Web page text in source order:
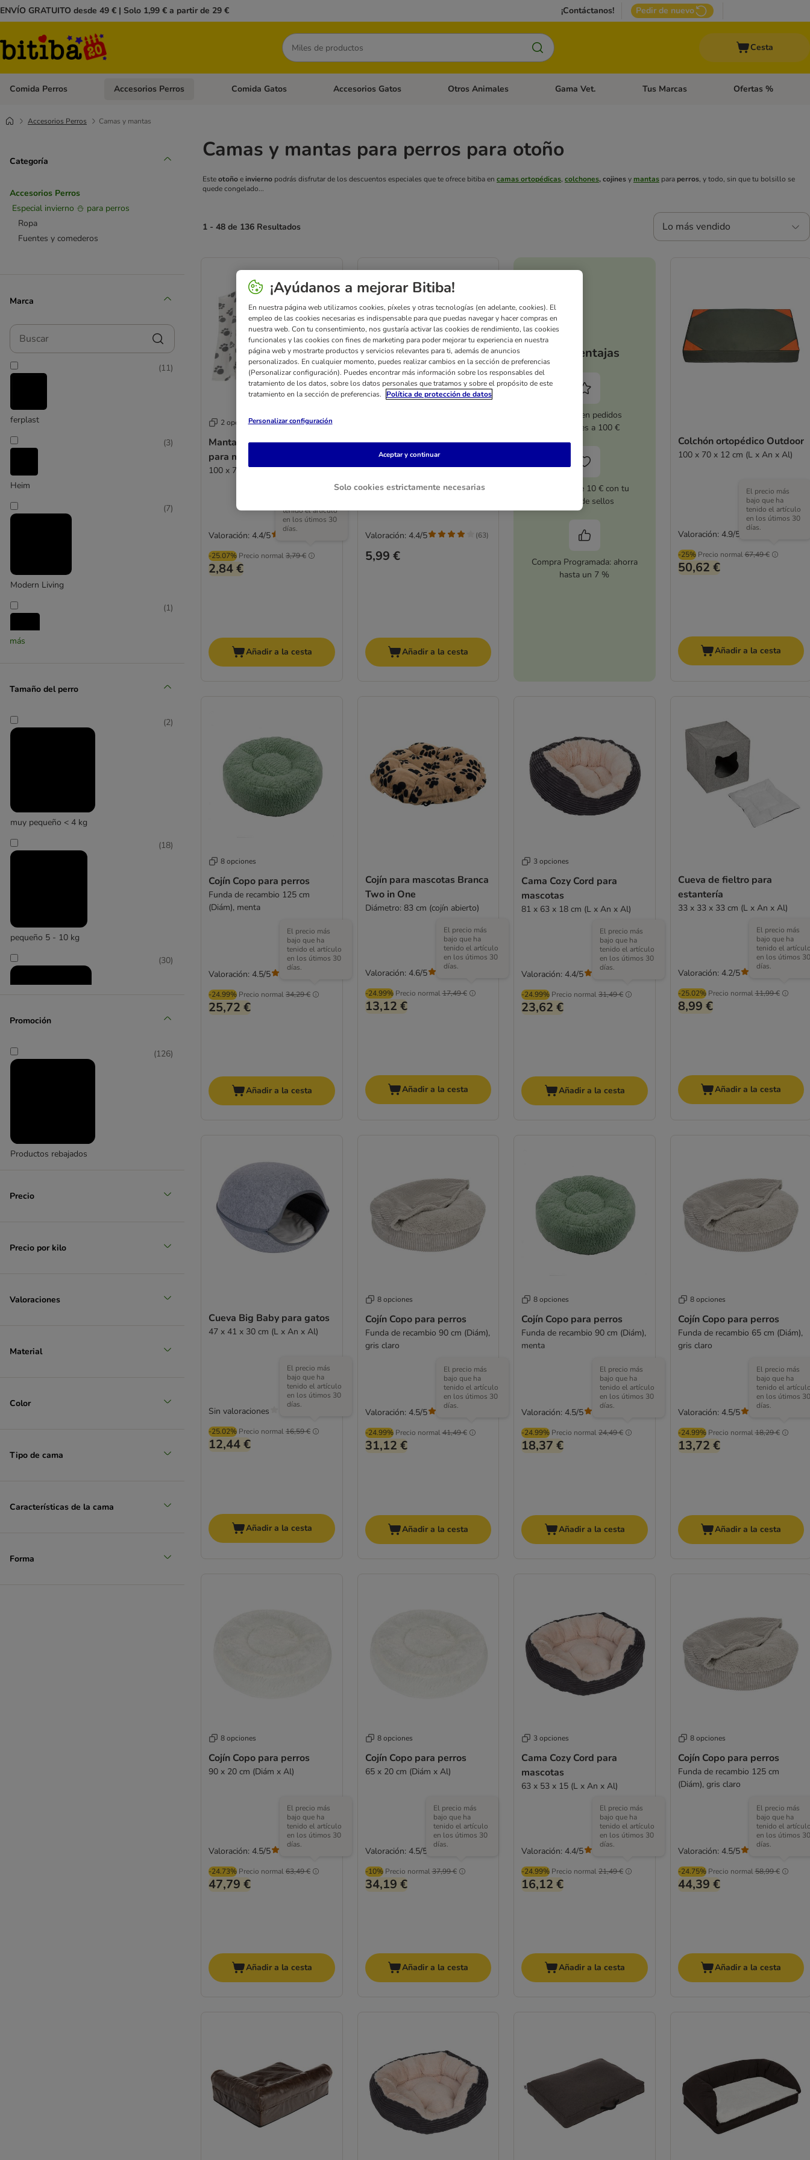
ENVÍO GRATUITO desde 49 € | Solo 1,99 € a partir de 29 € ¡Contáctanos! Pedir de nuevo
Buscar
Cesta
Comida Perros Menú de categoria abierto: Comida Perros
Accesorios Perros Menú de categoria abierto: Accesorios Perros
Comida Gatos Menú de categoria abierto: Comida Gatos
Accesorios Gatos Menú de categoria abierto: Accesorios Gatos
Otros Animales Menú de categoria abierto: Otros Animales
Gama Vet. Menú de categoria abierto: Gama Vet.
Tus Marcas Menú de categoria
Ofertas %
Accesorios Perros Camas y mantas
Categoría
Accesorios Perros
Especial invierno ⛄ para perros
Ropa
Fuentes y comederos
Marca
Buscar
ferplast
(11)
Heim
(3)
Modern Living
(7)
(1)
Smartpet
SnuggleSafe
más
Tamaño del perro
muy pequeño < 4 kg
(2)
pequeño 5 - 10 kg
(18)
mediano 11 - 25 kg
(30)
(5)
Promoción
Productos rebajados
(126)
Precio
Precio por kilo
Valoraciones
Material
Color
Tipo de cama
Características de la cama
Forma
Camas y mantas para perros para otoño
Esteotoñoe invierno podrás disfrutar de los descuentos especiales que te ofrece bitiba en camas ortopédicas, colchones, cojinesymantas para perros, y todo, sin que tu bolsillo se
quede congelado...
1 - 48 de 136 Resultados Lo más vendido
2 opciones
Manta de forro polar Pawty
para mascotas
100 x 70 cm (L x An)
-25.07% Precio normal3,79 €
tenido el artículo
en los útimos 30
días.
2,84 €
Valoración: 4.4/5
Añadir a la cesta
Manta de forro polar Pawty
para mascotas
150 x 100 cm (L x An)
5,99 €
Valoración: 4.4/5 (63)
Añadir a la cesta
Tus ventajas
5 % dto. en pedidos
superiores a 100 €
Cupones de 10 € con tu
tarjeta de sellos
Compra Programada: ahorra
hasta un 7 %
Colchón ortopédico Outdoor
100 x 70 x 12 cm (L x An x Al)
-25% Precio normal67,49 €
El precio más
bajo que ha
tenido el artículo
en los útimos 30
días.
50,62 €
Valoración: 4.9/5
Añadir a la cesta
8 opciones
Cojín Copo para perros
Funda de recambio 125 cm
(Diám), menta
-24.99% Precio normal34,29 €
El precio más
bajo que ha
tenido el artículo
en los útimos 30
días.
25,72 €
Valoración: 4.5/5
Añadir a la cesta
Cojín para mascotas Branca
Two in One
Diámetro: 83 cm (cojín abierto)
-24.99% Precio normal17,49 €
El precio más
bajo que ha
tenido el artículo
en los útimos 30
días.
13,12 €
Valoración: 4.6/5
Añadir a la cesta
3 opciones
Cama Cozy Cord para
mascotas
81 x 63 x 18 cm (L x An x Al)
-24.99% Precio normal31,49 €
El precio más
bajo que ha
tenido el artículo
en los útimos 30
días.
23,62 €
Valoración: 4.4/5
Añadir a la cesta
Cueva de fieltro para
estantería
33 x 33 x 33 cm (L x An x Al)
-25.02% Precio normal11,99 €
El precio más
bajo que ha
tenido el
en los útimos 30
días.
8,99 €
Valoración: 4.2/5
Añadir a la cesta
Cueva Big Baby para gatos
47 x 41 x 30 cm (L x An x Al)
-25.02% Precio normal16,59 €
El precio más
bajo que ha
tenido el artículo
en los útimos 30
días.
12,44 €
Sin valoraciones
Añadir a la cesta
8 opciones
Cojín Copo para perros
Funda de recambio 90 cm (Diám),
gris claro
-24.99% Precio normal41,49 €
El precio más
bajo que ha
tenido el artículo
en los útimos 30
días.
31,12 €
Valoración: 4.5/5
Añadir a la cesta
8 opciones
Cojín Copo para perros
Funda de recambio 90 cm (Diám),
menta
-24.99% Precio normal24,49 €
El precio más
bajo que ha
tenido el artículo
en los útimos 30
días.
18,37 €
Valoración: 4.5/5
Añadir a la cesta
8 opciones
Cojín Copo para perros
Funda de recambio 65 cm (Diám),
gris claro
-24.99% Precio normal18,29 €
El precio más
bajo que ha
tenido el
en los útimos 30
días.
13,72 €
Valoración: 4.5/5
Añadir a la cesta
8 opciones
Cojín Copo para perros
90 x 20 cm (Diám x Al)
-24.73% Precio normal63,49 €
El precio más
bajo que ha
tenido el artículo
en los útimos 30
días.
47,79 €
Valoración: 4.5/5
Añadir a la cesta
8 opciones
Cojín Copo para perros
65 x 20 cm (Diám x Al)
-10% Precio normal37,99 €
El precio más
bajo que ha
tenido el artículo
en los útimos 30
días.
34,19 €
Valoración: 4.5/5
Añadir a la cesta
3 opciones
Cama Cozy Cord para
mascotas
63 x 53 x 15 (L x An x Al)
-24.99% Precio normal21,49 €
El precio más
bajo que ha
tenido el artículo
en los útimos 30
días.
16,12 €
Valoración: 4.4/5
Añadir a la cesta
8 opciones
Cojín Copo para perros
Funda de recambio 125 cm
(Diám), gris claro
-24.75% Precio normal58,99 €
El precio más
bajo que ha
tenido el
en los útimos 30
días.
44,39 €
Valoración: 4.5/5
Añadir a la cesta
¡Ayúdanos a mejorar Bitiba!
En nuestra página web utilizamos cookies, píxeles y otras tecnologías (en adelante, cookies). El
empleo de las cookies necesarias es indispensable para que puedas navegar y hacer compras en
nuestra web. Con tu consentimiento, nos gustaría activar las cookies de rendimiento, las cookies
funcionales y las cookies con fines de marketing para poder mejorar tu experiencia en nuestra
página web y mostrarte productos y servicios relevantes para ti, además de anuncios
personalizados. En cualquier momento, puedes realizar cambios en la sección de preferencias
(Personalizar configuración). Puedes encontrar más información sobre los responsables del
tratamiento de los datos, sobre los datos personales que tratamos y sobre el propósito de este
tratamiento en la sección de preferencias.
Política de protección de datos
Personalizar configuración
Solo cookies estrictamente necesarias
Aceptar y continuar